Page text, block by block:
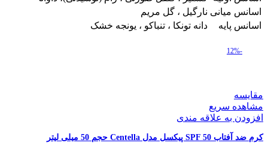
اسانس میانی نارگیل ، گل مریم
اسانس پایه
دانه تونکا ، تنباکو ، یونجه خشک
-12%
مقایسه
مشاهده سریع
افزودن به علاقه مندی
کرم ضد آفتاب SPF 50 پیکسل مدل Centella حجم 50 میلی لیتر